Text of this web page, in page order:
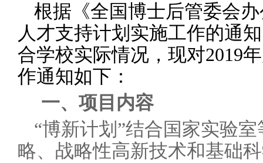
根据《全国博士后管委会
人才支持计划实施工作的通
合学校实际情况，现对2019
作通知如下：
一、项目内容
“博新计划”结合国家实验
略、战略性高新技术和基础